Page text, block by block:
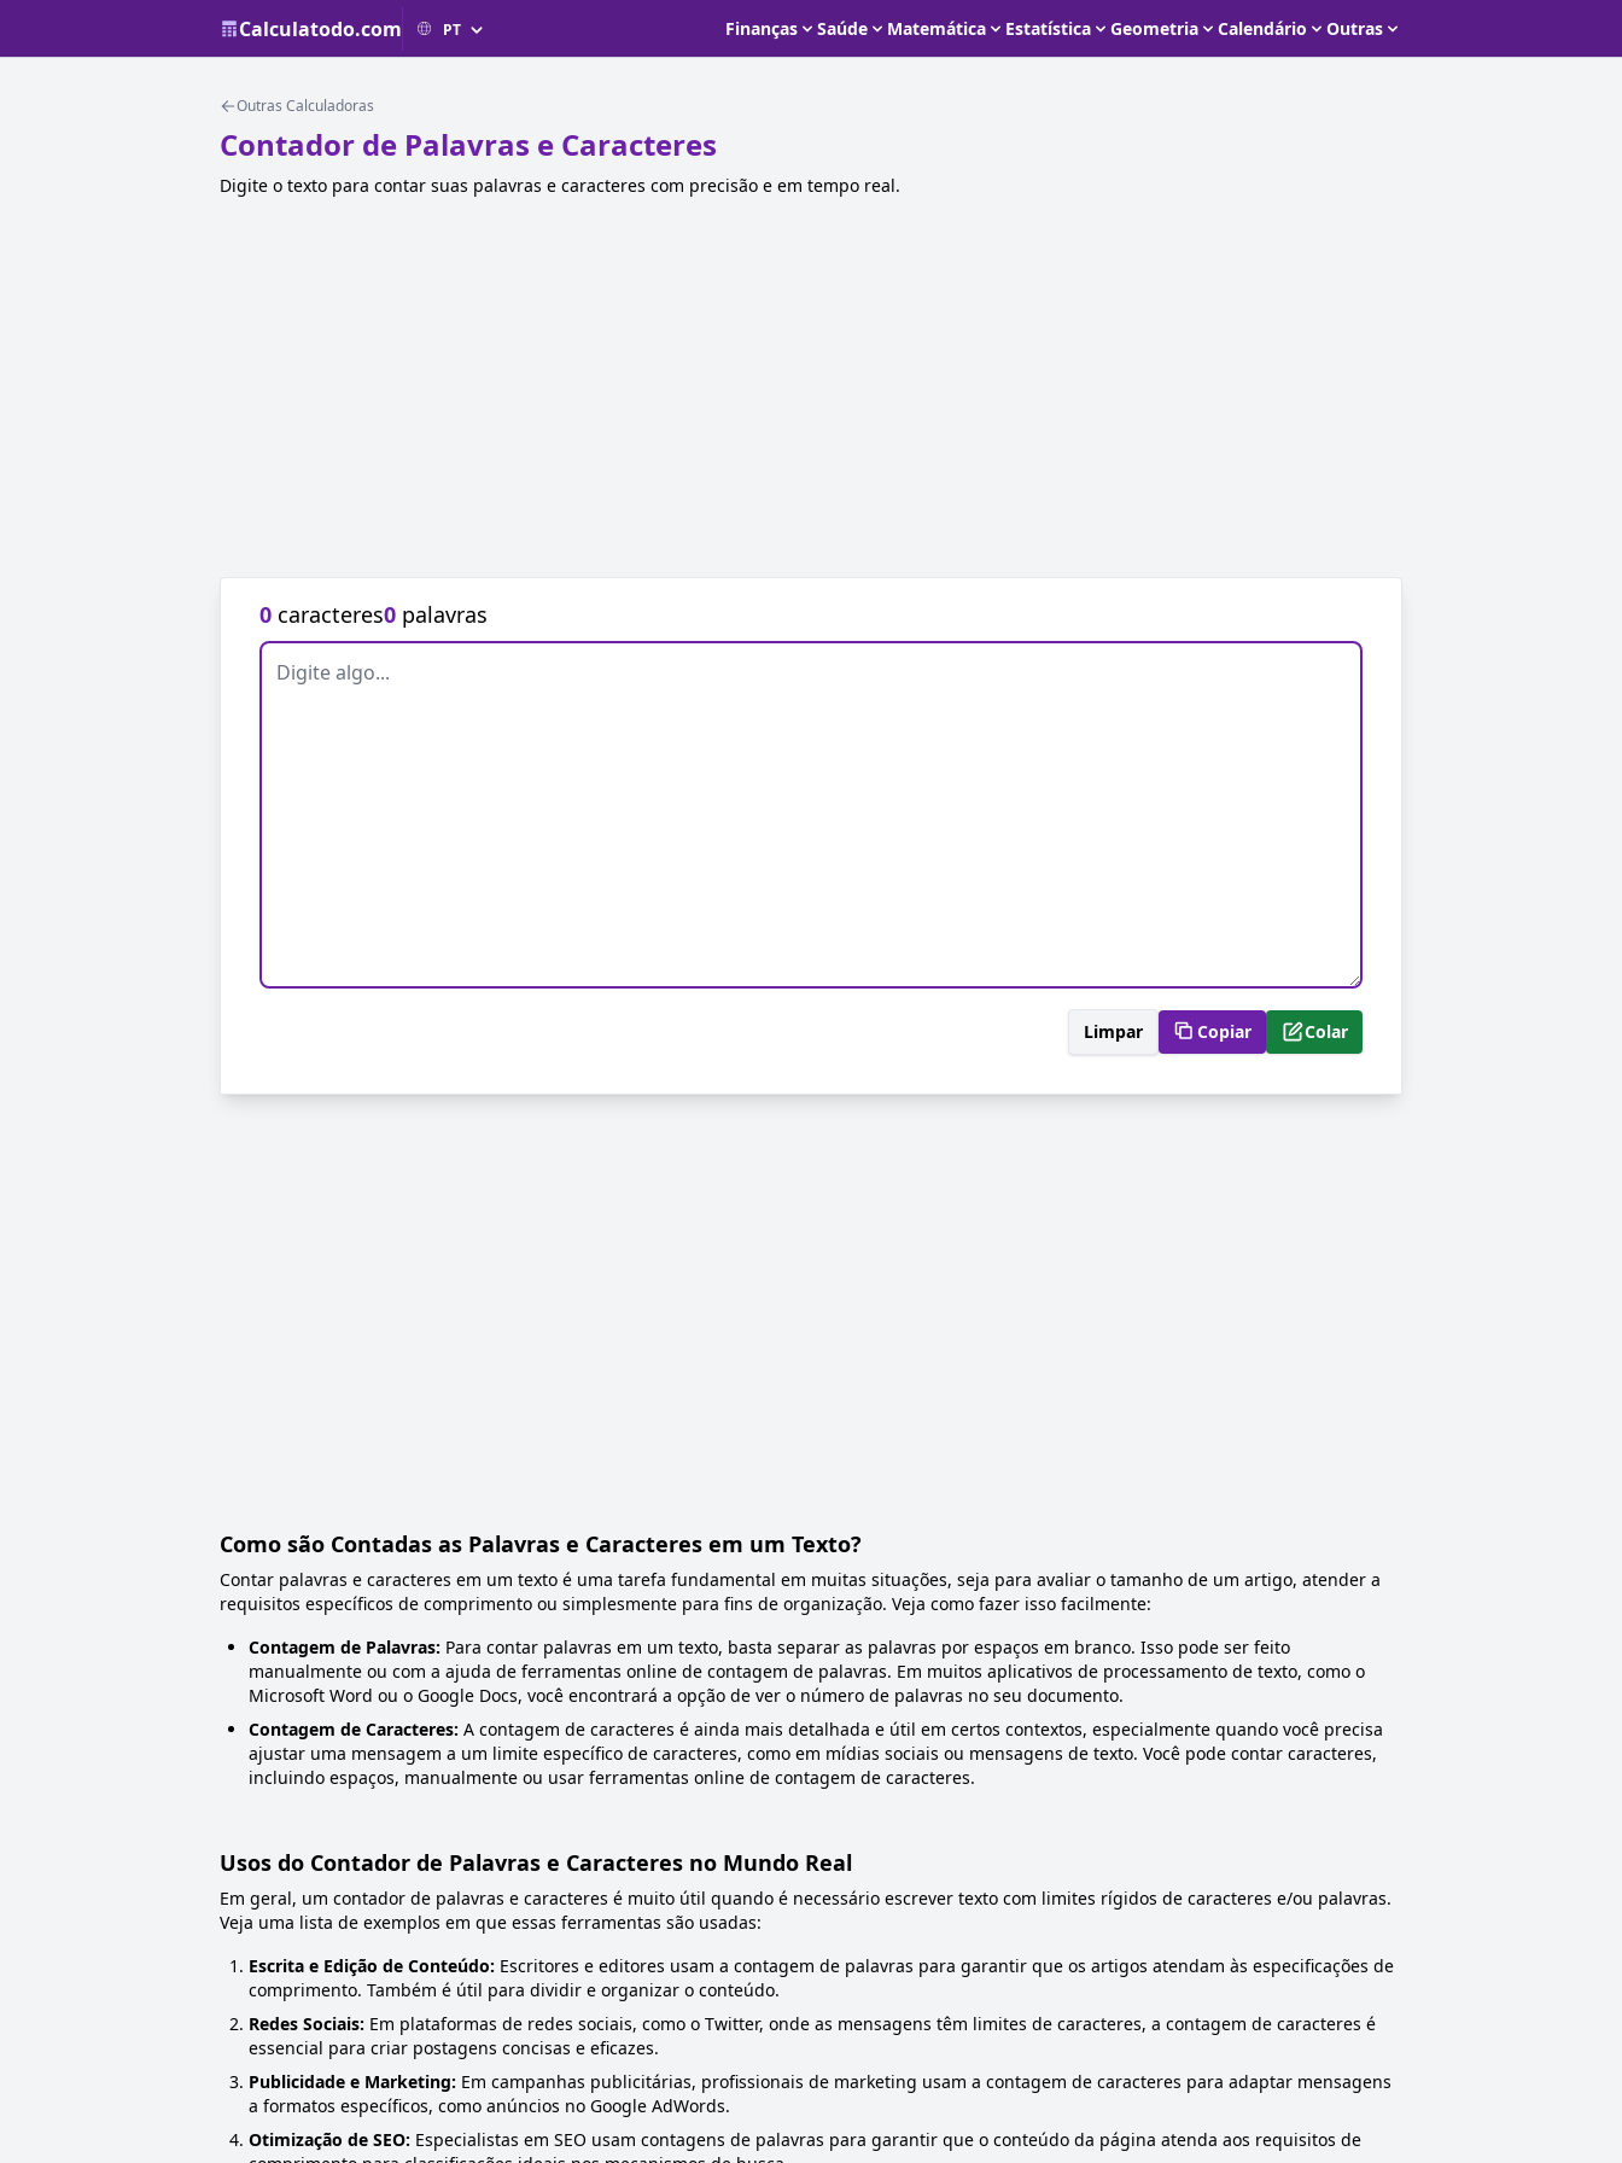
Calculatodo.com Finanças Saúde Matemática Estatística Geometria Calendário Outras
Outras Calculadoras
Contador de Palavras e Caracteres
Digite o texto para contar suas palavras e caracteres com precisão e em tempo real.
0 caracteres0 palavras
Limpar Copiar Colar
Como são Contadas as Palavras e Caracteres em um Texto?
Contar palavras e caracteres em um texto é uma tarefa fundamental em muitas situações, seja para avaliar o tamanho de um artigo, atender a
requisitos específicos de comprimento ou simplesmente para fins de organização. Veja como fazer isso facilmente:
Contagem de Palavras: Para contar palavras em um texto, basta separar as palavras por espaços em branco. Isso pode ser feito
manualmente ou com a ajuda de ferramentas online de contagem de palavras. Em muitos aplicativos de processamento de texto, como o
Microsoft Word ou o Google Docs, você encontrará a opção de ver o número de palavras no seu documento.
Contagem de Caracteres: A contagem de caracteres é ainda mais detalhada e útil em certos contextos, especialmente quando você precisa
ajustar uma mensagem a um limite específico de caracteres, como em mídias sociais ou mensagens de texto. Você pode contar caracteres,
incluindo espaços, manualmente ou usar ferramentas online de contagem de caracteres.
Usos do Contador de Palavras e Caracteres no Mundo Real
Em geral, um contador de palavras e caracteres é muito útil quando é necessário escrever texto com limites rígidos de caracteres e/ou palavras.
Veja uma lista de exemplos em que essas ferramentas são usadas:
Escrita e Edição de Conteúdo: Escritores e editores usam a contagem de palavras para garantir que os artigos atendam às especificações de
comprimento. Também é útil para dividir e organizar o conteúdo.
Redes Sociais: Em plataformas de redes sociais, como o Twitter, onde as mensagens têm limites de caracteres, a contagem de caracteres é
essencial para criar postagens concisas e eficazes.
Publicidade e Marketing: Em campanhas publicitárias, profissionais de marketing usam a contagem de caracteres para adaptar mensagens
a formatos específicos, como anúncios no Google AdWords.
Otimização de SEO: Especialistas em SEO usam contagens de palavras para garantir que o conteúdo da página atenda aos requisitos de